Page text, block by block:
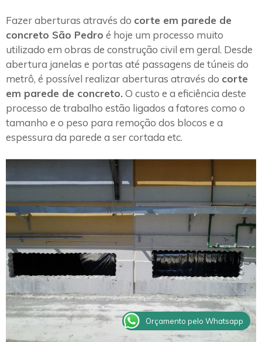
Fazer aberturas através do corte em parede de
concreto São Pedro é hoje um processo muito
utilizado em obras de construção civil em geral. Desde
abertura janelas e portas até passagens de túneis do
metrô, é possível realizar aberturas através do corte
em parede de concreto. O custo e a eficiência deste
processo de trabalho estão ligados a fatores como o
tamanho e o peso para remoção dos blocos e a
espessura da parede a ser cortada etc.
Orçamento pelo Whatsapp